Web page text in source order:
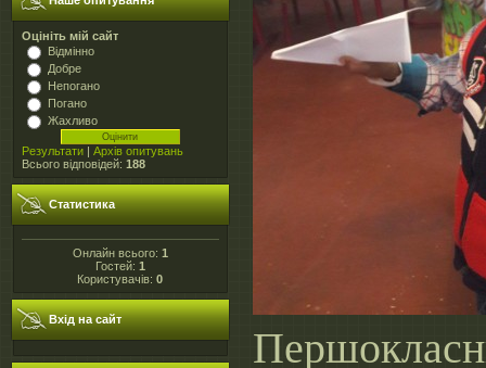
Оцініть мій сайт
Відмінно
Добре
Непогано
Погано
Жахливо
Результати | Архів опитувань
Всього відповідей: 188
Статистика
Онлайн всього: 1
Гостей: 1
Користувачів:0
Вхід на сайт